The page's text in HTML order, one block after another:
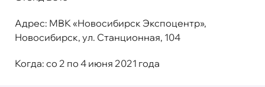
Адрес: МВК «Новосибирск Экспоцентр»,
Новосибирск, ул. Станционная, 104
Когда: со 2 по 4 июня 2021 года